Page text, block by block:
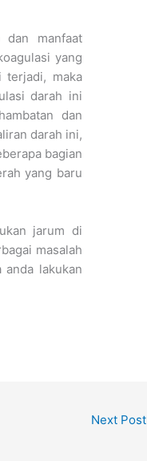
manfaat
yang
terjadi, maka
darah ini
dan
darah ini,
bagian
yang baru
jarum di
masalah
lakukan
Next Post